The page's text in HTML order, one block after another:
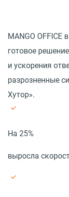
MANGO OFFICE
готовое
и ускорения
разрозненные
Хутор».
На 25%
выросла